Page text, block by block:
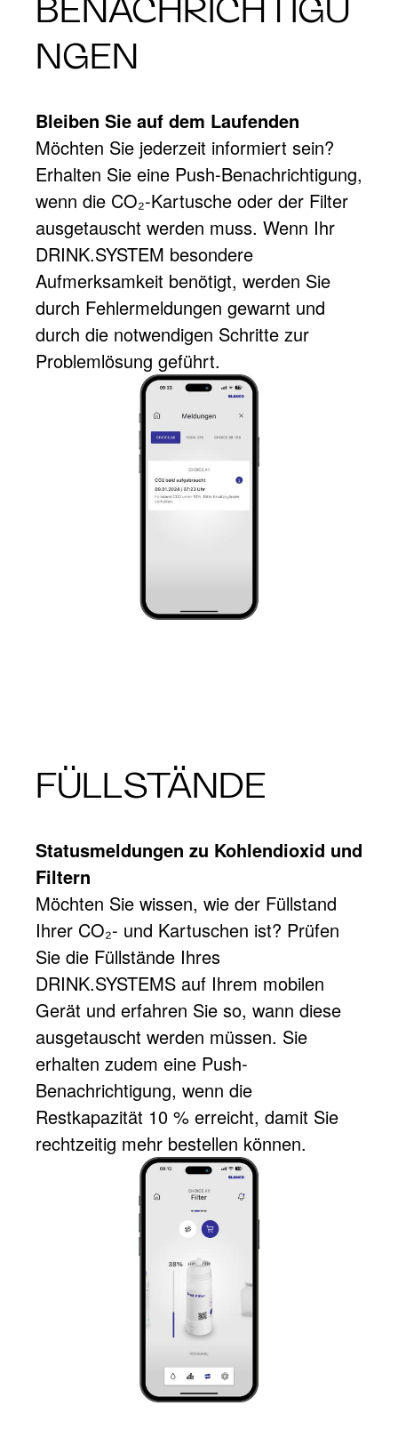
BENACHRICHTIGU
NGEN
Bleiben Sie auf dem Laufenden
Möchten Sie jederzeit informiert sein?
Erhalten Sie eine Push-Benachrichtigung,
wenn die CO₂-Kartusche oder der Filter
ausgetauscht werden muss. Wenn Ihr
DRINK.SYSTEM besondere
Aufmerksamkeit benötigt, werden Sie
durch Fehlermeldungen gewarnt und
durch die notwendigen Schritte zur
Problemlösung geführt.
FÜLLSTÄNDE
Statusmeldungen zu Kohlendioxid und
Filtern
Möchten Sie wissen, wie der Füllstand
Ihrer CO₂- und Kartuschen ist? Prüfen
Sie die Füllstände Ihres
DRINK.SYSTEMS auf Ihrem mobilen
Gerät und erfahren Sie so, wann diese
ausgetauscht werden müssen. Sie
erhalten zudem eine Push-
Benachrichtigung, wenn die
Restkapazität 10 % erreicht, damit Sie
rechtzeitig mehr bestellen können.